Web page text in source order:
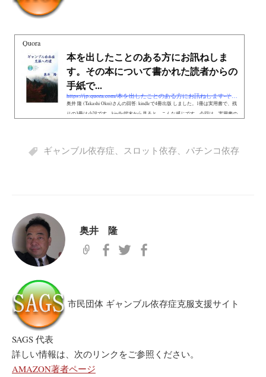
Quora
本を出したことのある方にお訊ねしま
す。その本について書かれた読者からの
手紙で...
https://jp.quora.com/本を出したことのある方にお訊ねします-その本につ/answers/387978355
奥井 隆 (Takashi Okui)さんの回答: kindleで4冊出版 しました。1冊は実用書で、残
りの3冊は小説です。kindle端末から見ると、こんな感じです。今回は、実用書の
ですが、どうしてもやめられず、「結局どうしたらいいのー」と、悩み続けてき
ギャンブル依存症、 スロット依存、 パチンコ依存
奥井 隆
市民団体 ギャンブル依存症克服支援サイト
SAGS 代表
詳しい情報は、次のリンクをご参照ください。
AMAZON著者ページ